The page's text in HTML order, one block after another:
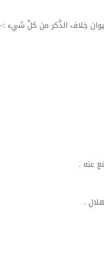
خِلاف الذَّكر من كلِّ شيء
عنه .
.